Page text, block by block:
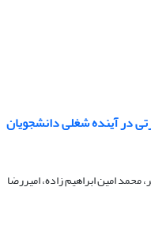
در آینده شغلی دانشجویان
امین ابراهیم زاده، امیررضا